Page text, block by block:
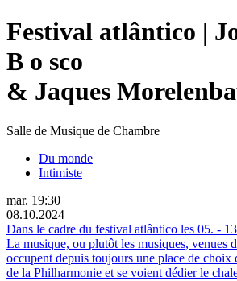
Festival atlântico |
B o sco
& Jaques
Salle de Musique de Chambre
Du monde
Intimiste
mar. 19:30
08.10.2024
Dans le cadre du festival atlântico les 05. -
La musique, ou plutôt les musiques, venues
occupent depuis toujours une place de choix
de la Philharmonie et se voient dédier le